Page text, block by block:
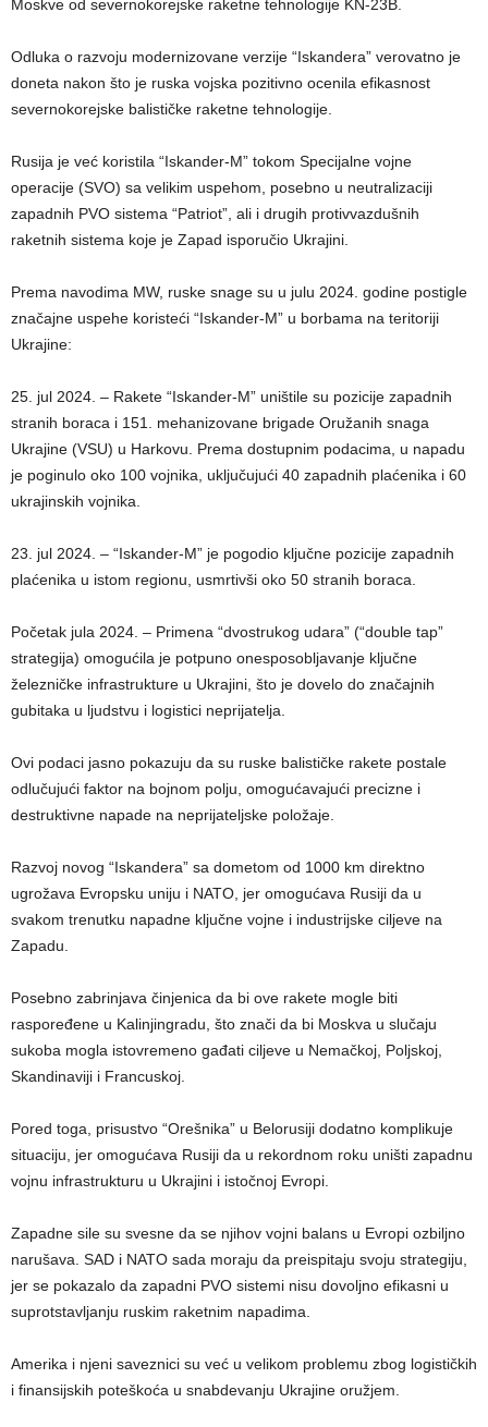
Moskve od severnokorejske raketne tehnologije KN-23B.
Odluka o razvoju modernizovane verzije “Iskandera” verovatno je
doneta nakon što je ruska vojska pozitivno ocenila efikasnost
severnokorejske balističke raketne tehnologije.
Rusija je već koristila “Iskander-M” tokom Specijalne vojne
operacije (SVO) sa velikim uspehom, posebno u neutralizaciji
zapadnih PVO sistema “Patriot”, ali i drugih protivvazdušnih
raketnih sistema koje je Zapad isporučio Ukrajini.
Prema navodima MW, ruske snage su u julu 2024. godine postigle
značajne uspehe koristeći “Iskander-M” u borbama na teritoriji
Ukrajine:
25. jul 2024. – Rakete “Iskander-M” uništile su pozicije zapadnih
stranih boraca i 151. mehanizovane brigade Oružanih snaga
Ukrajine (VSU) u Harkovu. Prema dostupnim podacima, u napadu
je poginulo oko 100 vojnika, uključujući 40 zapadnih plaćenika i 60
ukrajinskih vojnika.
23. jul 2024. – “Iskander-M” je pogodio ključne pozicije zapadnih
plaćenika u istom regionu, usmrtivši oko 50 stranih boraca.
Početak jula 2024. – Primena “dvostrukog udara” (“double tap”
strategija) omogućila je potpuno onesposobljavanje ključne
železničke infrastrukture u Ukrajini, što je dovelo do značajnih
gubitaka u ljudstvu i logistici neprijatelja.
Ovi podaci jasno pokazuju da su ruske balističke rakete postale
odlučujući faktor na bojnom polju, omogućavajući precizne i
destruktivne napade na neprijateljske položaje.
Razvoj novog “Iskandera” sa dometom od 1000 km direktno
ugrožava Evropsku uniju i NATO, jer omogućava Rusiji da u
svakom trenutku napadne ključne vojne i industrijske ciljeve na
Zapadu.
Posebno zabrinjava činjenica da bi ove rakete mogle biti
raspoređene u Kalinjingradu, što znači da bi Moskva u slučaju
sukoba mogla istovremeno gađati ciljeve u Nemačkoj, Poljskoj,
Skandinaviji i Francuskoj.
Pored toga, prisustvo “Orešnika” u Belorusiji dodatno komplikuje
situaciju, jer omogućava Rusiji da u rekordnom roku uništi zapadnu
vojnu infrastrukturu u Ukrajini i istočnoj Evropi.
Zapadne sile su svesne da se njihov vojni balans u Evropi ozbiljno
narušava. SAD i NATO sada moraju da preispitaju svoju strategiju,
jer se pokazalo da zapadni PVO sistemi nisu dovoljno efikasni u
suprotstavljanju ruskim raketnim napadima.
Amerika i njeni saveznici su već u velikom problemu zbog logističkih
i finansijskih poteškoća u snabdevanju Ukrajine oružjem.